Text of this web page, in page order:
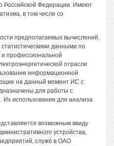
Российской Федерации. Имеют
в том числе со
предполагаемых вычислений,
данными по
и профессиональной
отрасли
информационной
на данный момент ИС с
для работы с
Их использование для анализа
возможным ввиду
устройства,
служб в ОАО